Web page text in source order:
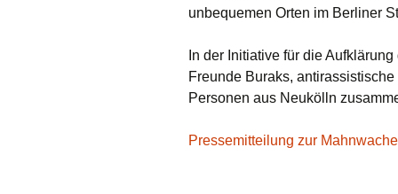
unbequemen Orten im Berliner
In der Initiative für die
Freunde Buraks,
Personen aus Neukölln
Pressemitteilung zur